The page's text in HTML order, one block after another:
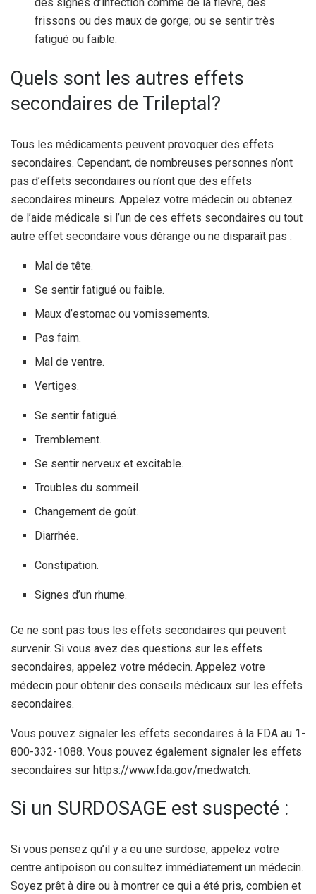
frissons ou des maux de gorge; ou se sentir très
fatigué ou faible.
Quels sont les autres effets
secondaires de Trileptal?
Tous les médicaments peuvent provoquer des effets
secondaires. Cependant, de nombreuses personnes n’ont
pas d’effets secondaires ou n’ont que des effets
secondaires mineurs. Appelez votre médecin ou obtenez
de l’aide médicale si l’un de ces effets secondaires ou tout
autre effet secondaire vous dérange ou ne disparaît pas :
Mal de tête.
Se sentir fatigué ou faible.
Maux d’estomac ou vomissements.
Pas faim.
Mal de ventre.
Vertiges.
Se sentir fatigué.
Tremblement.
Se sentir nerveux et excitable.
Troubles du sommeil.
Changement de goût.
Diarrhée.
Constipation.
Signes d’un rhume.
Ce ne sont pas tous les effets secondaires qui peuvent
survenir. Si vous avez des questions sur les effets
secondaires, appelez votre médecin. Appelez votre
médecin pour obtenir des conseils médicaux sur les effets
secondaires.
Vous pouvez signaler les effets secondaires à la FDA au 1-
800-332-1088. Vous pouvez également signaler les effets
secondaires sur https://www.fda.gov/medwatch.
Si un SURDOSAGE est suspecté :
Si vous pensez qu’il y a eu une surdose, appelez votre
centre antipoison ou consultez immédiatement un médecin.
Soyez prêt à dire ou à montrer ce qui a été pris, combien et